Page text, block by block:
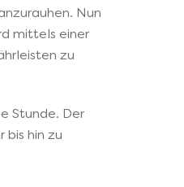
Nun
mittels einer
zu
Stunde. Der
bis hin zu